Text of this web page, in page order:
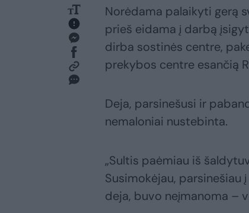
Norėdama palaikyti gerą
prieš eidama į darbą
dirba sostinės centre,
prekybos centre esančią
Deja, parsinešusi ir
nemaloniai nustebinta.
„Sultis paėmiau iš
Susimokėjau, parsinešiau
deja, buvo neįmanoma –